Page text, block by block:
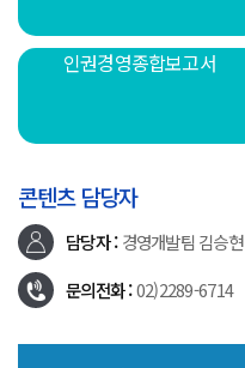
인권경영종합보고서
콘텐츠 담당자
담당자 :경영개발팀 김승현
문의전화 :02)2289-6714